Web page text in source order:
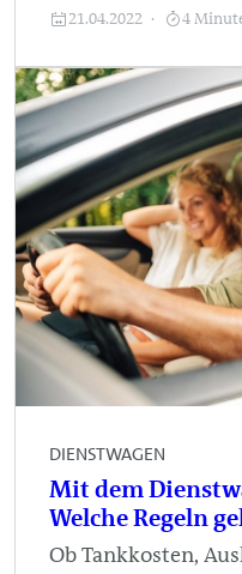
21.04.2022 4
DIENSTWAGEN
Mit dem
Welche Regeln
Ob Tankkosten,